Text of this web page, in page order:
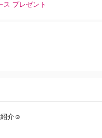
ス プレゼント
紹介☺